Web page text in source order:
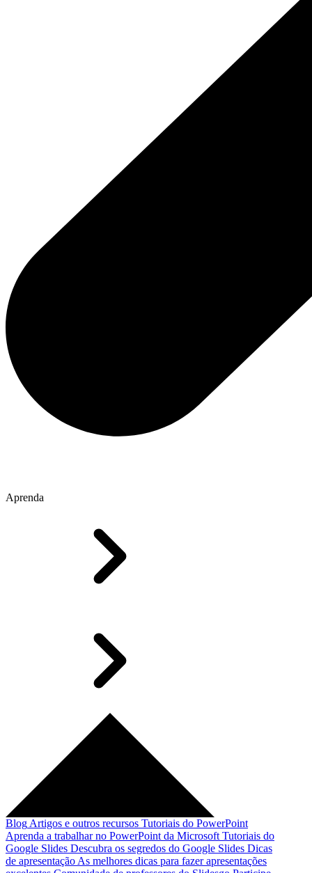
Aprenda
Blog Artigos e outros recursos Tutoriais do PowerPoint
Aprenda a trabalhar no PowerPoint da Microsoft Tutoriais do
Google Slides Descubra os segredos do Google Slides Dicas
de apresentação As melhores dicas para fazer apresentações